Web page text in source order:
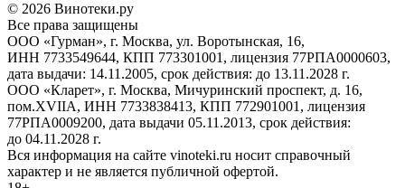
© 2026 Винотеки.ру
Все права защищены
ООО «Гурман», г. Москва, ул. Воротынская, 16,
ИНН 7733549644, КПП 773301001, лицензия 77РПА0000603,
дата выдачи: 14.11.2005, срок действия: до 13.11.2028 г.
ООО «Кларет», г. Москва, Мичуринский проспект, д. 16,
пом.XVIIA, ИНН 7733838413, КПП 772901001, лицензия
77РПА0009200, дата выдачи 05.11.2013, срок действия:
до 04.11.2028 г.
Вся информация на сайте vinoteki.ru носит справочный
характер и не является публичной офертой.